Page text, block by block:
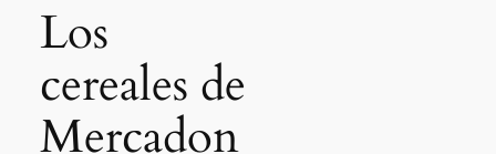
Los
cereales de
Mercadon